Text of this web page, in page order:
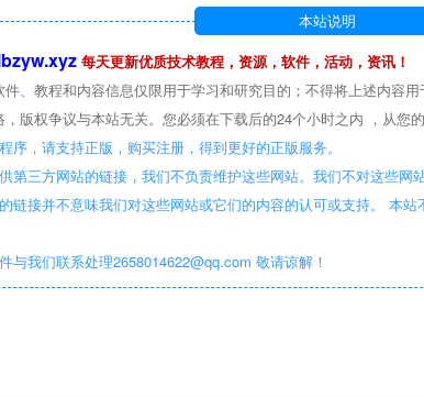
本站说明
每天更新优质技术教程，资源，软件，活动，资讯！
、教程和内容信息仅限用于学习和研究目的；不得将上述内容
版权争议与本站无关。您必须在下载后的24个小时之内 ，从您
序，请支持正版，购买注册，得到更好的正版服务。
第三方网站的链接，我们不负责维护这些网站。我们不对这些网
链接并不意味我们对这些网站或它们的内容的认可或支持。 本
与我们联系处理2658014622@qq.com 敬请谅解！